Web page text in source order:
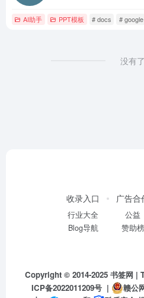
AI助手 PPT模板 # docs # google
没有了
收录入口
行业大全
Blog导航
广告合
公益
赞助榜
Copyright © 2014-2025 书签网 |
ICP备2022011209号| 赣公